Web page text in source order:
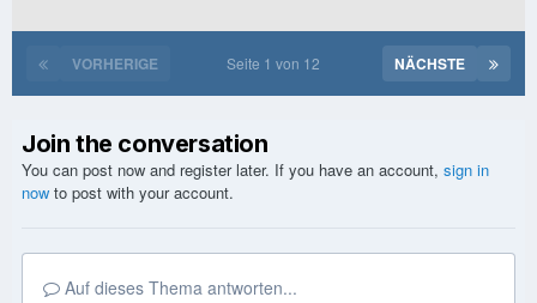
VORHERIGE NÄCHSTE
Seite 1 von 12
Join the conversation
You can post now and register later. If you have an account, sign in
now to post with your account.
Auf dieses Thema antworten...